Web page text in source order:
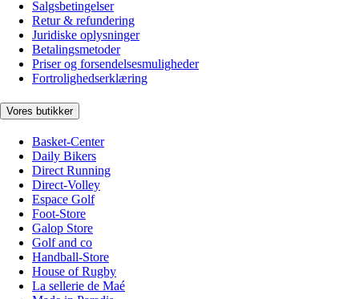
Salgsbetingelser
Retur & refundering
Juridiske oplysninger
Betalingsmetoder
Priser og forsendelsesmuligheder
Fortrolighedserklæring
Vores butikker
Basket-Center
Daily Bikers
Direct Running
Direct-Volley
Espace Golf
Foot-Store
Galop Store
Golf and co
Handball-Store
House of Rugby
La sellerie de Maé